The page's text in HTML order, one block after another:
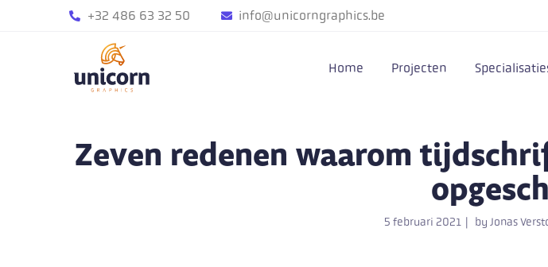
+32 486 63 32 50 info@unicorngraphics.be
Home Projecten
Zeven redenen waarom
5 februari 2021 by Jonas